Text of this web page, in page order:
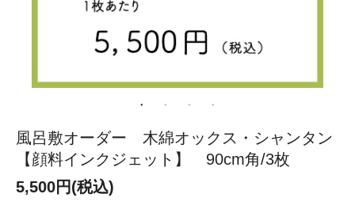
風呂敷オーダー 木綿オックス・シャンタン
【顔料インクジェット】 90cm角/3枚
5,500円(税込)